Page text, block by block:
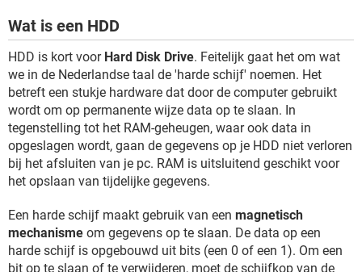
Wat is een HDD
HDD is kort voor Hard Disk Drive. Feitelijk gaat het om wat
we in de Nederlandse taal de 'harde schijf' noemen. Het
betreft een stukje hardware dat door de computer gebruikt
wordt om op permanente wijze data op te slaan. In
tegenstelling tot het RAM-geheugen, waar ook data in
opgeslagen wordt, gaan de gegevens op je HDD niet verloren
bij het afsluiten van je pc. RAM is uitsluitend geschikt voor
het opslaan van tijdelijke gegevens.
Een harde schijf maakt gebruik van een magnetisch
mechanisme om gegevens op te slaan. De data op een
harde schijf is opgebouwd uit bits (een 0 of een 1). Om een
bit op te slaan of te verwijderen, moet de schijfkop van de